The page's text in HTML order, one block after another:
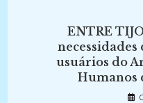
ENTRE
usuários do
Humanos